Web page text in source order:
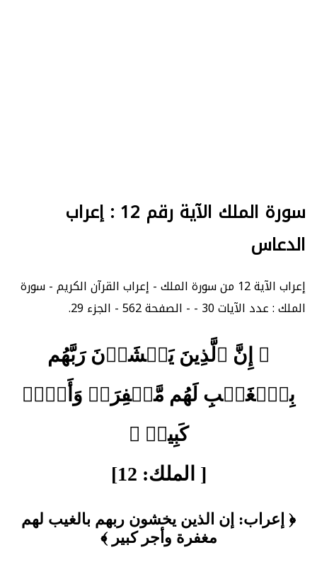
سورة الملك الآية رقم 12 : إعراب
الدعاس
إعراب الآية 12 من سورة الملك - إعراب القرآن الكريم - سورة
الملك : عدد الآيات 30 - - الصفحة 562 - الجزء 29.
﴿ إِنَّ ٱلَّذِينَ يَخۡشَوۡنَ رَبَّهُم
بِٱلۡغَيۡبِ لَهُم مَّغۡفِرَةٞ وَأَجۡرٞ
كَبِيرٞ ﴾
[ الملك: 12]
﴿ إعراب: إن الذين يخشون ربهم بالغيب لهم
مغفرة وأجر كبير ﴾